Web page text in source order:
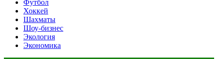
Футбол
Хоккей
Шахматы
Шоу-бизнес
Экология
Экономика